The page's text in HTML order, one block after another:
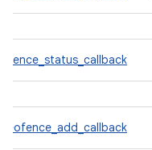
geofence_add_callback